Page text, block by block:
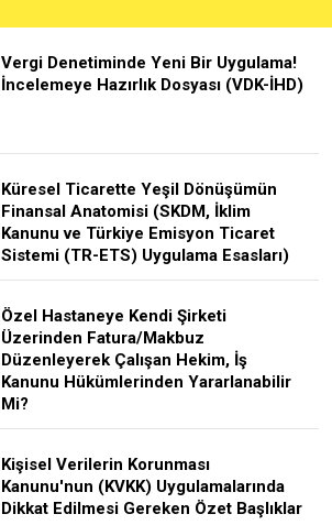
Vergi Denetiminde Yeni Bir Uygulama!
İncelemeye Hazırlık Dosyası (VDK-İHD)
Küresel Ticarette Yeşil Dönüşümün
Finansal Anatomisi (SKDM, İklim
Kanunu ve Türkiye Emisyon Ticaret
Sistemi (TR-ETS) Uygulama Esasları)
Özel Hastaneye Kendi Şirketi
Üzerinden Fatura/Makbuz
Düzenleyerek Çalışan Hekim, İş
Kanunu Hükümlerinden Yararlanabilir
Mi?
Kişisel Verilerin Korunması
Kanunu'nun (KVKK) Uygulamalarında
Dikkat Edilmesi Gereken Özet Başlıklar